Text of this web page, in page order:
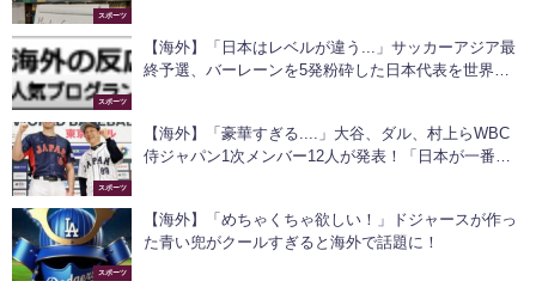
スポーツ
スポーツ
【海外】「日本はレベルが違う...」サッカーアジア最
終予選、バーレーンを5発粉砕した日本代表を世界が
スポーツ
【海外】「豪華すぎる....」大谷、ダル、村上らWBC
侍ジャパン1次メンバー12人が発表！「日本が一番良
スポーツ
【海外】「めちゃくちゃ欲しい！」ドジャースが作っ
た青い兜がクールすぎると海外で話題に！